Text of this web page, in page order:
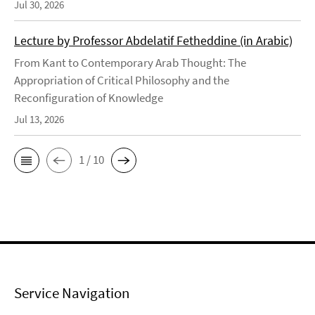
Jul 30, 2026
Lecture by Professor Abdelatif Fetheddine (in Arabic)
From Kant to Contemporary Arab Thought: The
Appropriation of Critical Philosophy and the
Reconfiguration of Knowledge
Jul 13, 2026
1 / 10
Service Navigation